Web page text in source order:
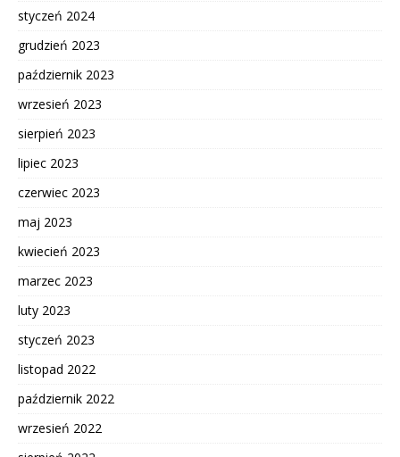
styczeń 2024
grudzień 2023
październik 2023
wrzesień 2023
sierpień 2023
lipiec 2023
czerwiec 2023
maj 2023
kwiecień 2023
marzec 2023
luty 2023
styczeń 2023
listopad 2022
październik 2022
wrzesień 2022